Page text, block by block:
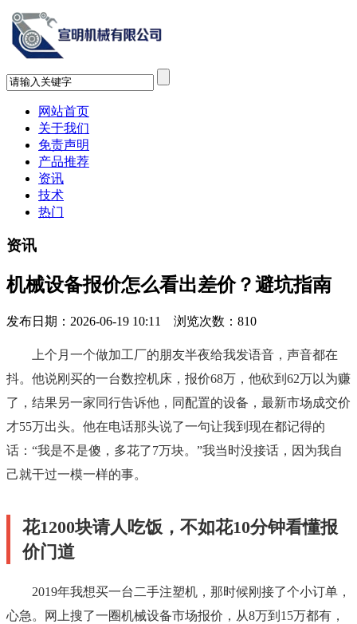
网站首页
关于我们
免责声明
产品推荐
资讯
技术
热门
资讯
机械设备报价怎么看出差价？避坑指南
发布日期：2026-06-19 10:11 浏览次数： 810
上个月一个做加工厂的朋友半夜给我发语音，声音都在
抖。他说刚买的一台数控机床，报价68万，他砍到62万以为赚
了，结果另一家同行告诉他，同配置的设备，最新市场成交价
才55万出头。他在电话那头说了一句让我到现在都记得的
话：“我是不是傻，多花了7万块。”我当时没接话，因为我自
己就干过一模一样的事。
花1200块请人吃饭，不如花10分钟看懂报
价门道
2019年我想买一台二手注塑机，那时候刚接了个小订单，
心急。网上搜了一圈机械设备市场报价，从8万到15万都有，